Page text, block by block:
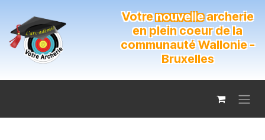
Votrenouvellearcherie
en plein coeur de la
communauté Wallonie -
Bruxelles